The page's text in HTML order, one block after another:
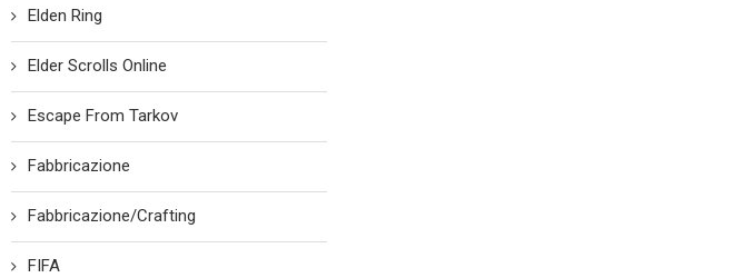
Elden Ring
Elder Scrolls Online
Escape From Tarkov
Fabbricazione
Fabbricazione/Crafting
FIFA